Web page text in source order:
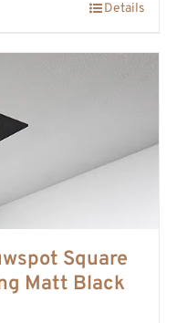
Details
Square
Matt Black